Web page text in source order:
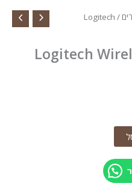
/ Logitech
Logitech